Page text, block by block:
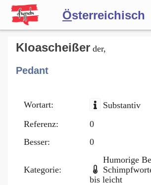
Österreichisch
Wörterbuch
Forum
Blog
Kloascheißer der,
Pedant
Wortart:
Substantiv
Referenz:
0
Besser:
0
Kategorie:
Humorige
bis leicht